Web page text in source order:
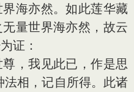
海亦然。如此莲华藏
量世界海亦然，故云
证：
尊，我见此已，作是思
相，记自所得。此诸